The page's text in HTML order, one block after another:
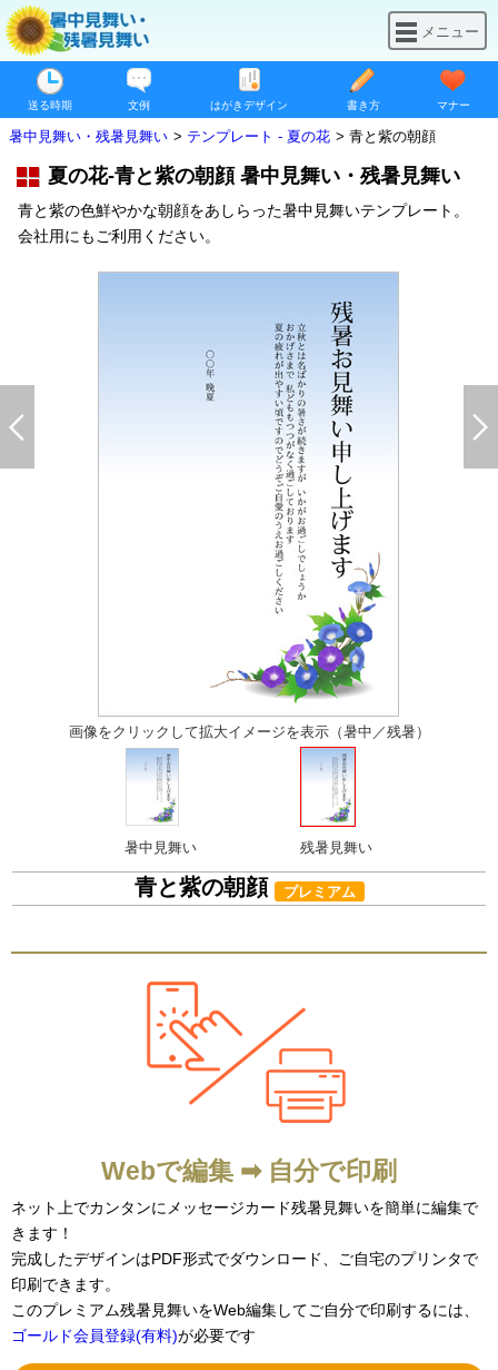
メニュー
送る時期 文例 はがきデザイン 書き方 マナー
暑中見舞い・残暑見舞い テンプレート - 夏の花 青と紫の朝顔
夏の花-青と紫の朝顔 暑中見舞い・残暑見舞い
青と紫の色鮮やかな朝顔をあしらった暑中見舞いテンプレート。
会社用にもご利用ください。
画像をクリックして拡大イメージを表示（暑中／残暑）
暑中見舞い 残暑見舞い
青と紫の朝顔 プレミアム
Webで編集 ➡ 自分で印刷
ネット上でカンタンにメッセージカード残暑見舞いを簡単に編集で
きます！
完成したデザインはPDF形式でダウンロード、ご自宅のプリンタで
印刷できます。
このプレミアム残暑見舞いをWeb編集してご自分で印刷するには、
ゴールド会員登録(有料)が必要です